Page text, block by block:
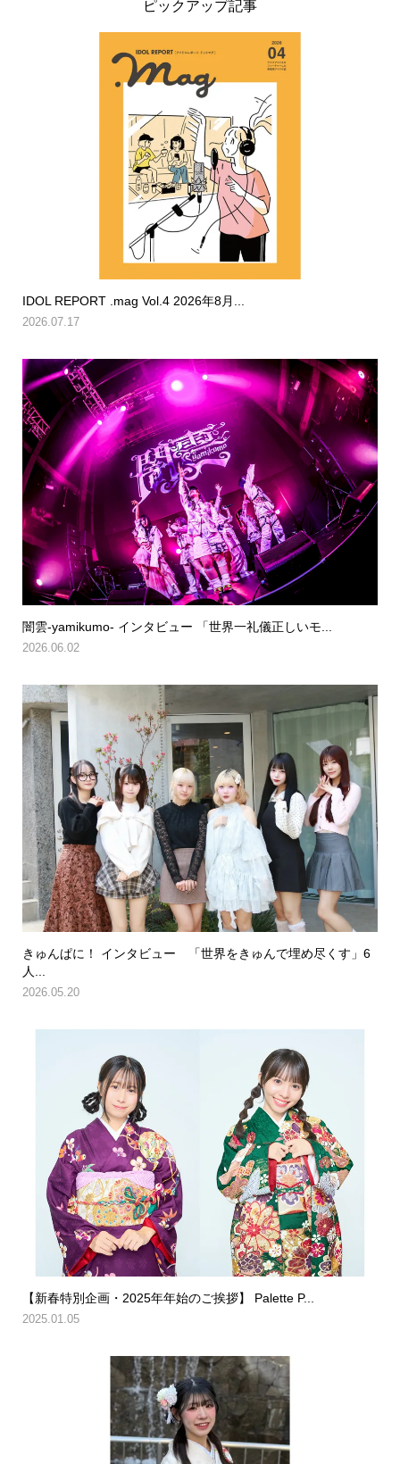
ピックアップ記事
IDOL REPORT .mag Vol.4 2026年8月...
2026.07.17
闇雲-yamikumo- インタビュー 「世界一礼儀正しいモ...
2026.06.02
きゅんぱに！ インタビュー 「世界をきゅんで埋め尽くす」6
人...
2026.05.20
【新春特別企画・2025年年始のご挨拶】 Palette P...
2025.01.05